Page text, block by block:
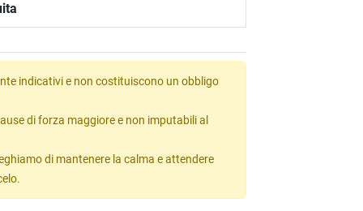
indicativi e non costituiscono un obbligo
di forza maggiore e non imputabili al
di mantenere la calma e attendere